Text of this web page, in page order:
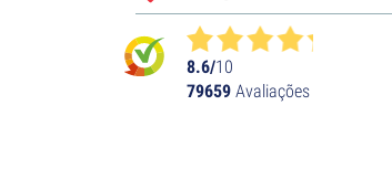
8.6/10
79659 Avaliações